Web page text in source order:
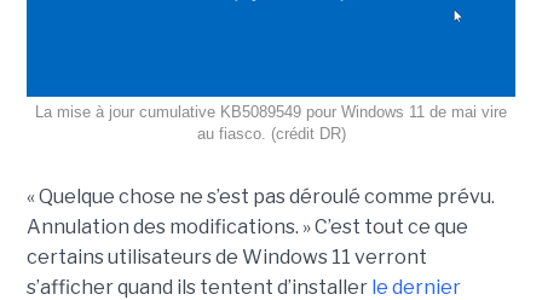
La mise à jour cumulative KB5089549 pour Windows 11 de mai vire
au fiasco. (crédit DR)
« Quelque chose ne s’est pas déroulé comme prévu.
Annulation des modifications. » C’est tout ce que
certains utilisateurs de Windows 11 verront
s’afficher quand ils tentent d’installer le dernier